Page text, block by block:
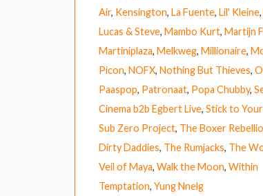
Air, Kensington, La Fuente, Lil' Kleine,
Lucas & Steve, Mambo Kurt, Martijn
Martiniplaza, Melkweg, Millionaire,
Picon, NOFX, Nothing But Thieves,
Paaspop, Patronaat, Popa Chubby,
Cinema b2b Egbert Live, Stick to
Sub Zero Project, The Boxer
Dirty Daddies, The Rumjacks, The
Veil of Maya, Walk the Moon, Within
Temptation, Yung Nnelg